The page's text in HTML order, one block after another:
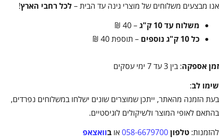
אנו מבצעים משלוחים של מוצרי גינה עד הבית –לכל רחבי הארץ!
משלוח עד 10 ק"ג
– 40 ₪
כל 10 ק"ג נוספים
– תוספת 40 ₪
זמן אספקה: בין 3 עד 7 ימי עסקים
שימו לב:
בעת הזמנה מהאתר, ייתכן שמוצרים שונים ישלחו במשלוחים נפרדים,
בהתאם לאופי המוצר ולשיקולים לוגיסטיים.
להזמנות: טלפון058-6679700או בוואצאפ